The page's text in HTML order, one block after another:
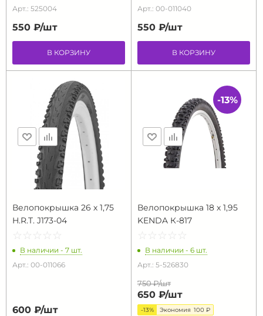
Арт.: 525004
550 ₽/шт
В КОРЗИНУ
Арт.: 00-011040
550 ₽/шт
В КОРЗИНУ
Велопокрышка 26 х 1,75
H.R.T. J173-04
☆ ☆ ☆ ☆ ☆
★ ★ ★ ★ ★
В наличии - 7 шт.
Арт.: 00-011066
600 ₽/шт
Велопокрышка 18 х 1,95
KENDA К-817
☆ ☆ ☆ ☆ ☆
★ ★ ★ ★ ★
В наличии - 6 шт.
Арт.: 5-526830
750 ₽/шт
650 ₽/шт
-13% Экономия 100 ₽
-13%